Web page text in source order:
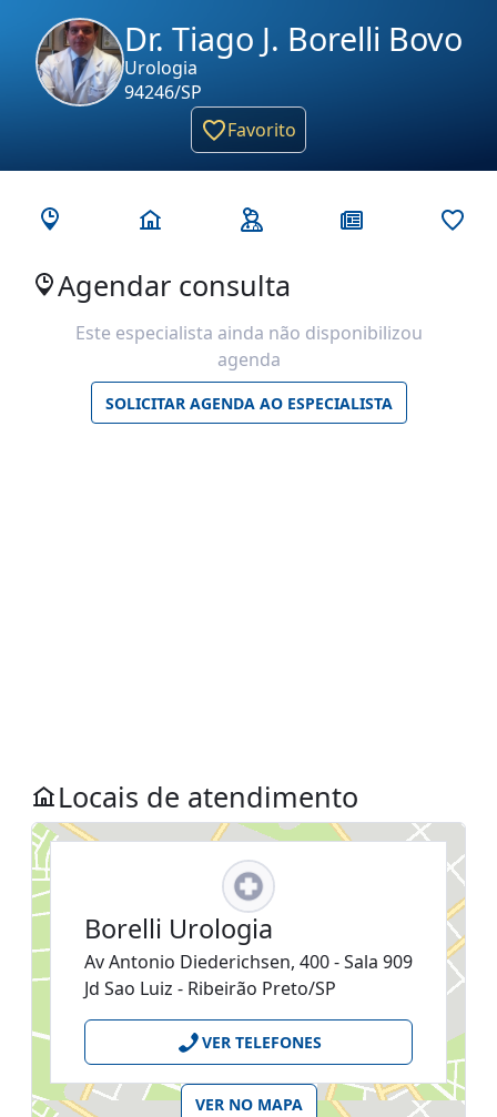
Dr. Tiago J. Borelli Bovo
Urologia
94246/SP
Favorito
Agendar consulta
Locais de atendimento
Borelli Urologia
Av Antonio Diederichsen, 400 - Sala 909
Jd Sao Luiz - Ribeirão Preto/SP
VER TELEFONES
VER NO MAPA